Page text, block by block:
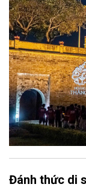
triển kinh tế di sản”.
Đánh thức di